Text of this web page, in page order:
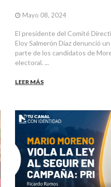
Mayo 08, 2024
El presidente del Comité
Eloy Salmerón Díaz denunció
parte de los candidatos de
electoral. ...
LEER MÁS